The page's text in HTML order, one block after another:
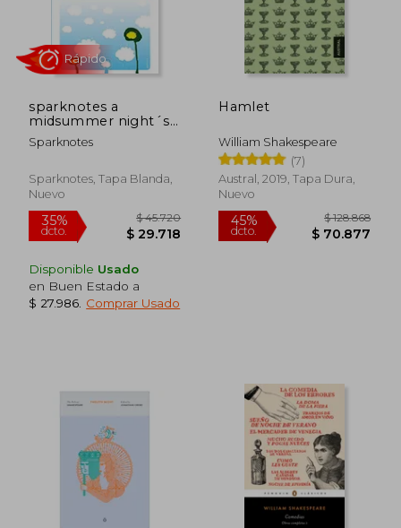
$ 40.571
55%
dcto. $
sparknotes a
midsummer night´s
dream (en Inglés)
Sparknotes
Sparknotes, Tapa Blanda,
Nuevo
Disponible Usado
en Buen Estado a
$ 27.986 Comprar Usado
Hamlet
William Shakespeare
(7)
Austral, 2019, Tapa Dura,
Nuevo